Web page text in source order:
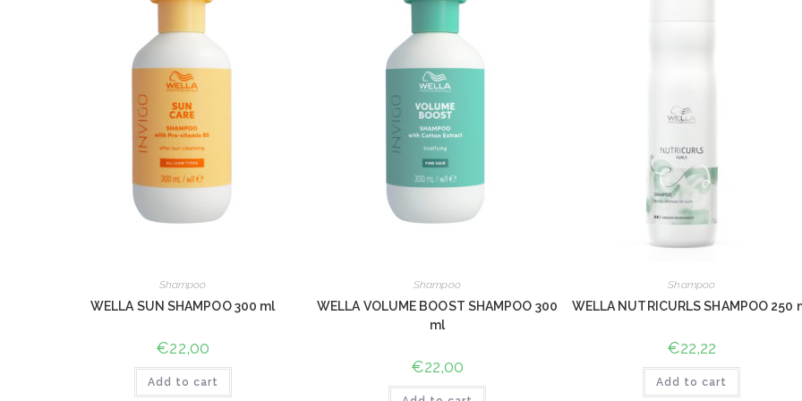
Shampoo
WELLA SUN SHAMPOO 300 ml
€22,00
Add to cart
Shampoo
WELLA VOLUME BOOST SHAMPOO 300
ml
€22,00
Shampoo
WELLA NUTRICURLS SHAMPOO 250
€22,22
Add to cart